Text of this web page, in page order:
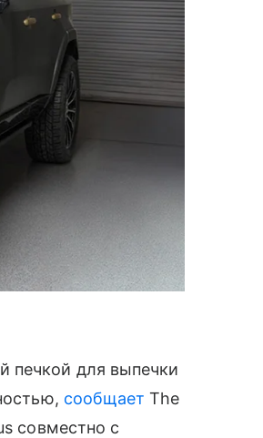
печкой для выпечки
сообщает The
совместно с